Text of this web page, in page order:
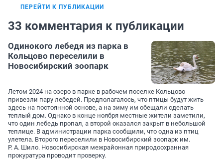
ПЕРЕЙТИ К ПУБЛИКАЦИИ
33 комментария к публикации
Одинокого лебедя из парка в
Кольцово переселили в
Новосибирский зоопарк
Летом 2024 на озеро в парке в рабочем поселке Кольцово
привезли пару лебедей. Предполагалось, что птицы будут жить
здесь на постоянной основе, а на зиму им обещали сделать
теплый дом. Однако в конце ноября местные жители заметили,
что один лебедь пропал, а второй оказался закрыт в небольшой
теплице. В администрации парка сообщили, что одна из птиц
улетела. Второго переселили в Новосибирский зоопарк им.
Р. А. Шило. Новосибирская межрайонная природоохранная
прокуратура проводит проверку.